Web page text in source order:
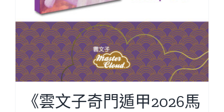
《雲文子奇門遁甲2026馬